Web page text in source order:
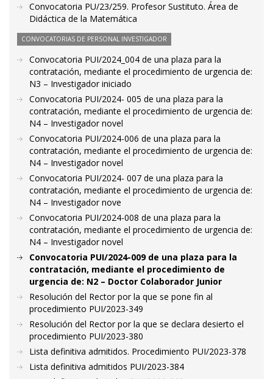
Convocatoria PU/23/259. Profesor Sustituto. Área de
Didáctica de la Matemática
CONVOCATORIAS DE PERSONAL INVESTIGADOR
Convocatoria PUI/2024_004 de una plaza para la
contratación, mediante el procedimiento de urgencia de:
N3 – Investigador iniciado
Convocatoria PUI/2024- 005 de una plaza para la
contratación, mediante el procedimiento de urgencia de:
N4 – Investigador novel
Convocatoria PUI/2024-006 de una plaza para la
contratación, mediante el procedimiento de urgencia de:
N4 – Investigador novel
Convocatoria PUI/2024- 007 de una plaza para la
contratación, mediante el procedimiento de urgencia de:
N4 – Investigador nove
Convocatoria PUI/2024-008 de una plaza para la
contratación, mediante el procedimiento de urgencia de:
N4 – Investigador novel
Convocatoria PUI/2024-009 de una plaza para la
contratación, mediante el procedimiento de
urgencia de: N2 – Doctor Colaborador Junior
Resolución del Rector por la que se pone fin al
procedimiento PUI/2023-349
Resolución del Rector por la que se declara desierto el
procedimiento PUI/2023-380
Lista definitiva admitidos. Procedimiento PUI/2023-378
Lista definitiva admitidos PUI/2023-384